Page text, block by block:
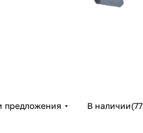
предложения В наличии(